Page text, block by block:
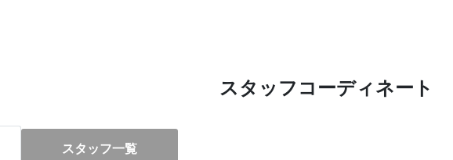
スタッフコーディネート
スタッフ一覧